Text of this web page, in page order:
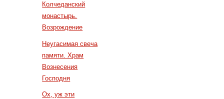
Колчеданский
монастырь.
Возрождение
Неугасимая свеча
памяти. Храм
Вознесения
Господня
Ох, уж эти